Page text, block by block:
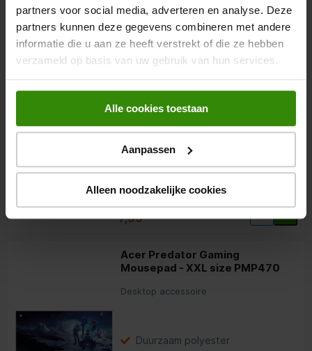
partners voor social media, adverteren en analyse. Deze
partners kunnen deze gegevens combineren met andere
informatie die u aan ze heeft verstrekt of die ze hebben
verzameld op basis van uw gebruik van hun services.
Alle cookies toestaan
Aanpassen
Alleen noodzakelijke cookies
7,95
Hama USB-C-hoekadapter 90°
USB 3.2 Gen2 10 Gbit/s 5A 240W
set van 2 Zwart
Compact 90° hoekdesign
240W Power Delivery
10 Gbit/s datasnelheid
7,95
Acer Predator Gaming
Mousepad - XXL size PMP470
Desktop accessoire
Duurzaam polyester